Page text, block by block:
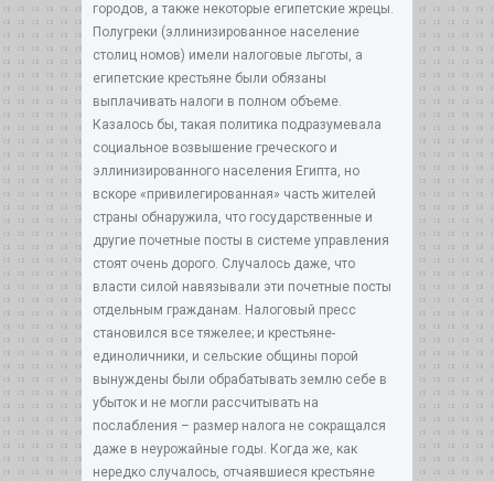
городов, а также некоторые египетские жрецы.
Полугреки (эллинизированное население
столиц номов) имели налоговые льготы, а
египетские крестьяне были обязаны
выплачивать налоги в полном объеме.
Казалось бы, такая политика подразумевала
социальное возвышение греческого и
эллинизированного населения Египта, но
вскоре «привилегированная» часть жителей
страны обнаружила, что государственные и
другие почетные посты в системе управления
стоят очень дорого. Случалось даже, что
власти силой навязывали эти почетные посты
отдельным гражданам. Налоговый пресс
становился все тяжелее; и крестьяне-
единоличники, и сельские общины порой
вынуждены были обрабатывать землю себе в
убыток и не могли рассчитывать на
послабления – размер налога не сокращался
даже в неурожайные годы. Когда же, как
нередко случалось, отчаявшиеся крестьяне